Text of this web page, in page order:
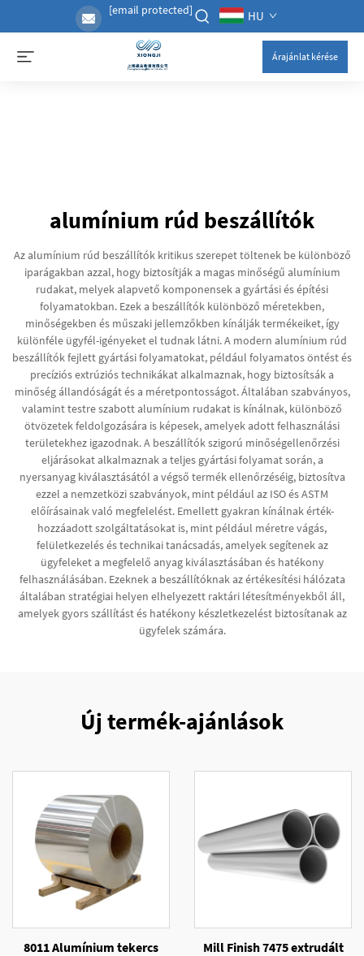
[email protected] HU
Árajánlat kérése
alumínium rúd beszállítók
Az alumínium rúd beszállítók kritikus szerepet töltenek be különböző
iparágakban azzal, hogy biztosítják a magas minőségű alumínium
rudakat, melyek alapvető komponensek a gyártási és építési
folyamatokban. Ezek a beszállítók különböző méretekben,
minőségekben és műszaki jellemzőkben kínálják termékeiket, így
különféle ügyfél-igényeket el tudnak látni. A modern alumínium rúd
beszállítók fejlett gyártási folyamatokat, például folyamatos öntést és
precíziós extrúziós technikákat alkalmaznak, hogy biztosítsák a
minőség állandóságát és a méretpontosságot. Általában szabványos,
valamint testre szabott alumínium rudakat is kínálnak, különböző
ötvözetek feldolgozására is képesek, amelyek adott felhasználási
területekhez igazodnak. A beszállítók szigorú minőségellenőrzési
eljárásokat alkalmaznak a teljes gyártási folyamat során, a
nyersanyag kiválasztásától a végső termék ellenőrzéséig, biztosítva
ezzel a nemzetközi szabványok, mint például az ISO és ASTM
előírásainak való megfelelést. Emellett gyakran kínálnak érték-
hozzáadott szolgáltatásokat is, mint például méretre vágás,
felületkezelés és technikai tanácsadás, amelyek segítenek az
ügyfeleket a megfelelő anyag kiválasztásában és hatékony
felhasználásában. Ezeknek a beszállítóknak az értékesítési hálózata
általában stratégiai helyen elhelyezett raktári létesítményekből áll,
amelyek gyors szállítást és hatékony készletkezelést biztosítanak az
ügyfelek számára.
Új termék-ajánlások
8011 Alumínium tekercs
Mill Finish 7475 extrudált